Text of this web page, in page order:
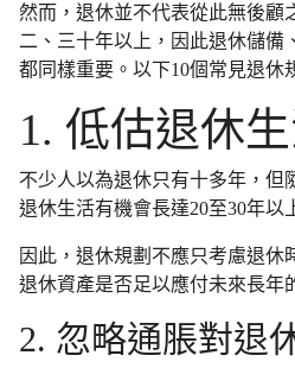
然而，退休並不代表從此無後顧
二、三十年以上，因此退休儲備
都同樣重要。以下10個常見退休
1. 低估退休
不少人以為退休只有十多年，但
退休生活有機會長達20至30年以
因此，退休規劃不應只考慮退休
退休資產是否足以應付未來長年
2. 忽略通脹對退